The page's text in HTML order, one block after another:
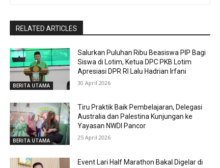
RELATED ARTICLES
BERITA UTAMA
Salurkan Puluhan Ribu Beasiswa PIP Bagi
Siswa di Lotim, Ketua DPC PKB Lotim
Apresiasi DPR RI Lalu Hadrian Irfani
30 April 2026
BERITA UTAMA
Tiru Praktik Baik Pembelajaran, Delegasi
Australia dan Palestina Kunjungan ke
Yayasan NWDI Pancor
25 April 2026
Event Lari Half Marathon Bakal Digelar di